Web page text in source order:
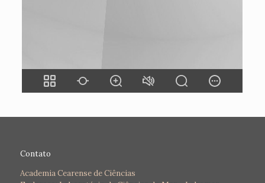
Contato
Academia Cearense de Ciências